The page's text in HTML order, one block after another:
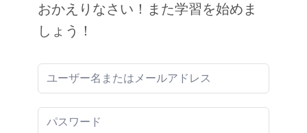
おかえりなさい！また学習を始めま
しょう！